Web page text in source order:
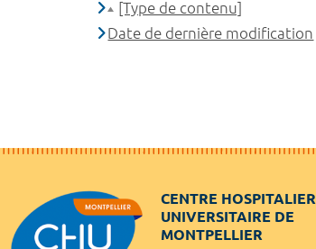
[Type de contenu]
Date de dernière modification
CENTRE HOSPITALIER
UNIVERSITAIRE DE
MONTPELLIER